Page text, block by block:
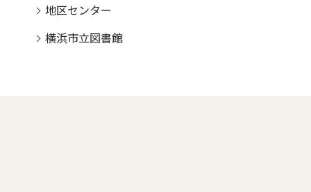
地区センター
横浜市立図書館